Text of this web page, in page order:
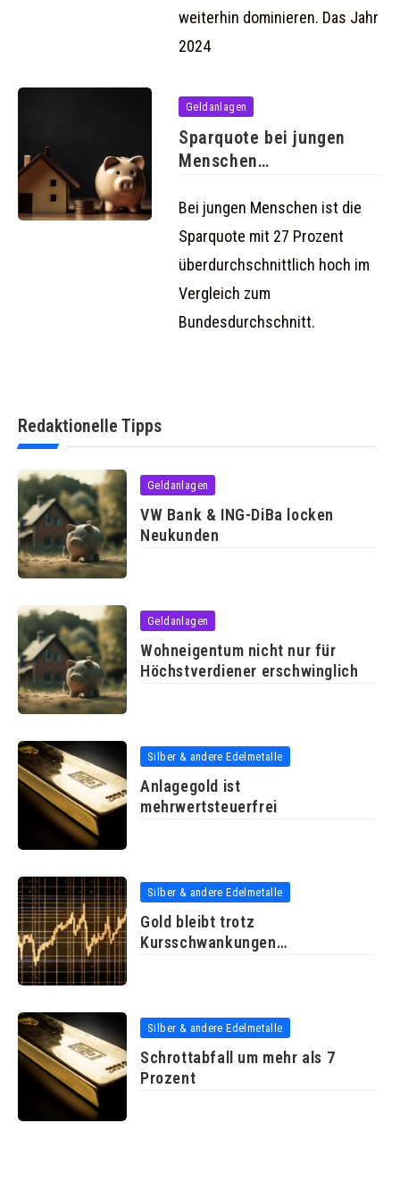
weiterhin dominieren. Das Jahr
2024
Geldanlagen
Sparquote bei jungen
Menschen
hoch
Bei jungen Menschen ist die
Sparquote mit 27 Prozent
überdurchschnittlich hoch im
Vergleich zum
Bundesdurchschnitt.
Redaktionelle Tipps
Geldanlagen
VW Bank & ING-DiBa locken
Neukunden
Geldanlagen
Wohneigentum nicht nur für
Höchstverdiener erschwinglich
Silber & andere Edelmetalle
Anlagegold ist
mehrwertsteuerfrei
Silber & andere Edelmetalle
Gold bleibt trotz
Kursschwankungen
Silber & andere Edelmetalle
Schrottabfall um mehr als 7
Prozent